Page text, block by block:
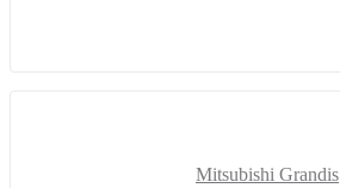
Mitsubishi Grandis